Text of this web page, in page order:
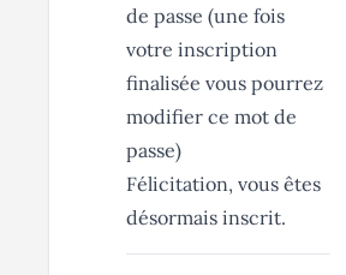
de passe (une fois
votre inscription
finalisée vous pourrez
modifier ce mot de
passe)
Félicitation, vous êtes
désormais inscrit.